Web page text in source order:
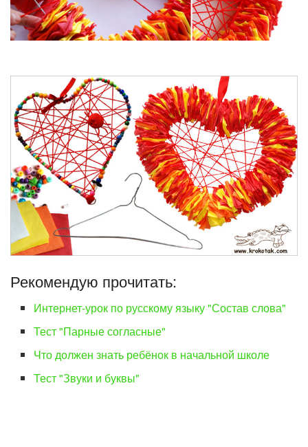
Рекомендую прочитать:
Интернет-урок по русскому языку "Состав слова"
Тест "Парные согласные"
Что должен знать ребёнок в начальной школе
Тест "Звуки и буквы"